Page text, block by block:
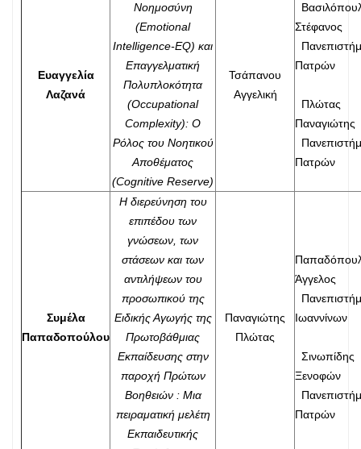
Ευαγγελία
Λαζανά
Νοημοσύνη
(Emotional
Intelligence-EQ) και
Επαγγελματική
Πολυπλοκότητα
(Occupational
Complexity): Ο
Ρόλος του Νοητικού
Αποθέματος
(Cognitive Reserve)
Τσάπανου
Αγγελική
Στέφανος
Πατρών
Πλώτας
Παναγιώτης
Πατρών
Συμέλα
Παπαδοπούλου
Η διερεύνηση του
επιπέδου των
γνώσεων, των
στάσεων και των
αντιλήψεων του
προσωπικού της
Ειδικής Αγωγής της
Πρωτοβάθμιας
Εκπαίδευσης στην
παροχή Πρώτων
Βοηθειών : Μια
πειραματική μελέτη
Εκπαιδευτικής
Παναγιώτης
Πλώτας
Άγγελος
Ιωαννίνων
Σινωπίδης
Ξενοφών
Πατρών